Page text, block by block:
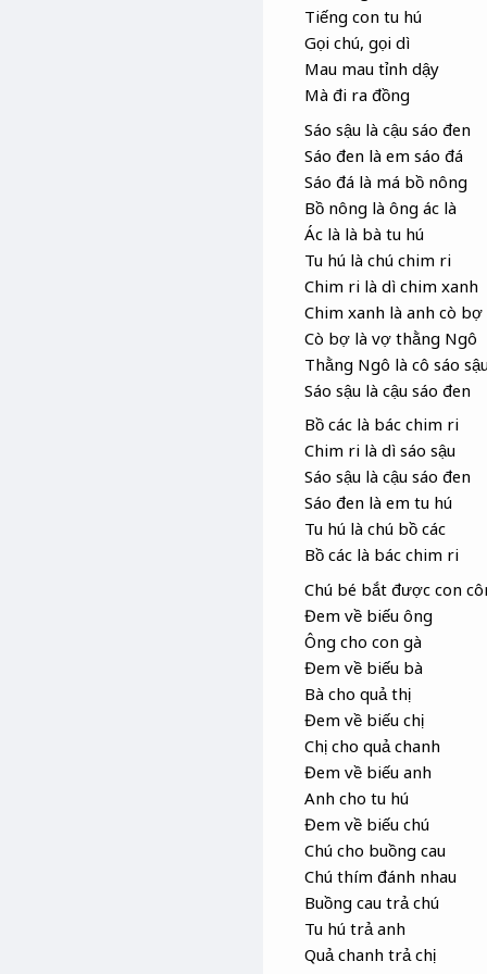
Tiếng con tu hú
Gọi chú, gọi dì
Mau mau tỉnh dậy
Mà đi ra đồng
Sáo sậu là cậu sáo đen
Sáo đen là em sáo đá
Sáo đá là má bồ nông
Bồ nông là ông ác là
Ác là là bà tu hú
Tu hú là chú chim ri
Chim ri là dì chim xanh
Chim xanh là anh cò bợ
Cò bợ là vợ thằng Ngô
Thằng Ngô là cô sáo
Sáo sậu là cậu sáo đen
Bồ các là bác chim ri
Chim ri là dì sáo sậu
Sáo sậu là cậu sáo đen
Sáo đen là em tu hú
Tu hú là chú bồ các
Bồ các là bác chim ri
Chú bé bắt được con
Đem về biếu ông
Ông cho con gà
Đem về biếu bà
Bà cho quả thị
Đem về biếu chị
Chị cho quả chanh
Đem về biếu anh
Anh cho tu hú
Đem về biếu chú
Chú cho buồng cau
Chú thím đánh nhau
Buồng cau trả chú
Tu hú trả anh
Quả chanh trả chị